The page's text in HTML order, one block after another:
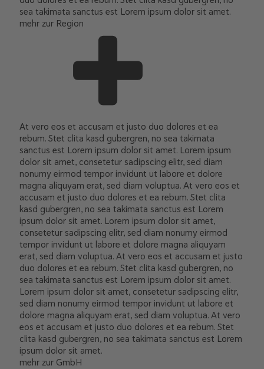
sea takimata sanctus est Lorem ipsum dolor sit amet.
mehr zur Region
At vero eos et accusam et justo duo dolores et ea
rebum. Stet clita kasd gubergren, no sea takimata
sanctus est Lorem ipsum dolor sit amet. Lorem ipsum
dolor sit amet, consetetur sadipscing elitr, sed diam
nonumy eirmod tempor invidunt ut labore et dolore
magna aliquyam erat, sed diam voluptua. At vero eos et
accusam et justo duo dolores et ea rebum. Stet clita
kasd gubergren, no sea takimata sanctus est Lorem
ipsum dolor sit amet. Lorem ipsum dolor sit amet,
consetetur sadipscing elitr, sed diam nonumy eirmod
tempor invidunt ut labore et dolore magna aliquyam
erat, sed diam voluptua. At vero eos et accusam et justo
duo dolores et ea rebum. Stet clita kasd gubergren, no
sea takimata sanctus est Lorem ipsum dolor sit amet.
Lorem ipsum dolor sit amet, consetetur sadipscing elitr,
sed diam nonumy eirmod tempor invidunt ut labore et
dolore magna aliquyam erat, sed diam voluptua. At vero
eos et accusam et justo duo dolores et ea rebum. Stet
clita kasd gubergren, no sea takimata sanctus est Lorem
ipsum dolor sit amet.
mehr zur GmbH